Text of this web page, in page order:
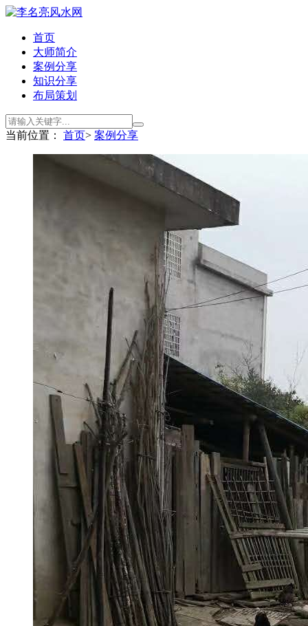
首页
大师简介
案例分享
知识分享
布局策划
当前位置： 首页> 案例分享